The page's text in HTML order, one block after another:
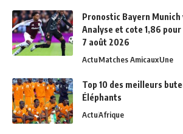
Pronostic Bayern Munich
Analyse et cote 1,86
7 août 2026
ActuMatches AmicauxUne
Top 10 des meilleurs
Éléphants
ActuAfrique